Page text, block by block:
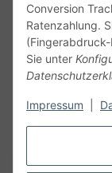
Conversion
Ratenzahlung.
Sie unter
Impressum
Gesetzliche
Alle technischen
Angaben
unseren
Vertrag